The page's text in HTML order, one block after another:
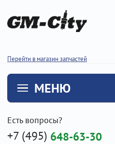
Перейти в магазин запчастей
МЕНЮ
Есть вопросы?
+7 (495) 648-63-30